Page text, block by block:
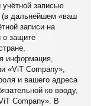
записью
(в дальнейшем «ваш
записи на
о защите
информация,
«ViT Company»,
и вашего адреса
ко вводу,
Company». В